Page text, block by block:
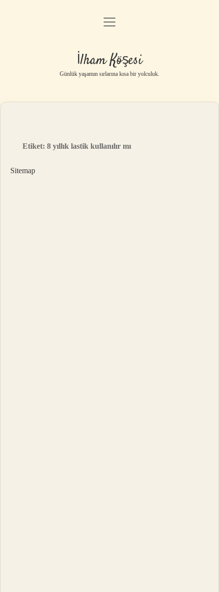
Anasayfa
Yasal Uyarı
menüyü
İlham Köşesi
Günlük yaşamın sırlarına kısa bir yolculuk.
Etiket:8 yıllık lastik kullanılır mı
Sitemap